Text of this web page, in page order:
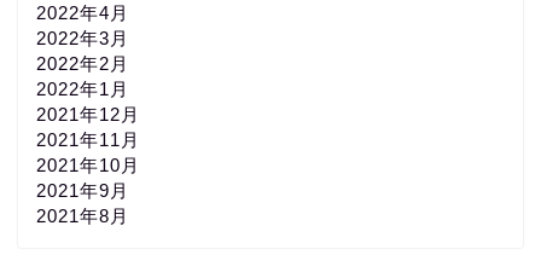
2022年4月
2022年3月
2022年2月
2022年1月
2021年12月
2021年11月
2021年10月
2021年9月
2021年8月